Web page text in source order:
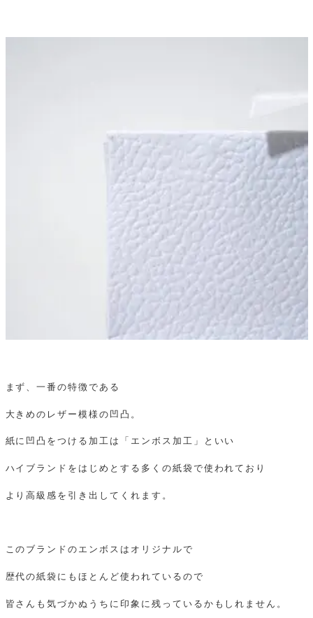
まず、一番の特徴である
大きめのレザー模様の凹凸。
紙に凹凸をつける加工は「エンボス加工」といい
ハイブランドをはじめとする多くの紙袋で使われており
より高級感を引き出してくれます。
このブランドのエンボスはオリジナルで
歴代の紙袋にもほとんど使われているので
皆さんも気づかぬうちに印象に残っているかもしれません。